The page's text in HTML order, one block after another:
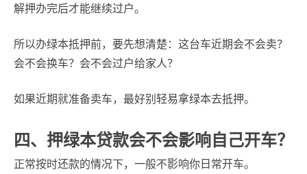
解押办完后才能继续过户。
所以办绿本抵押前，要先想清楚：这台车近期会不会卖？
会不会换车？会不会过户给家人？
如果近期就准备卖车，最好别轻易拿绿本去抵押。
四、押绿本贷款会不会影响自己开车？
正常按时还款的情况下，一般不影响你日常开车。